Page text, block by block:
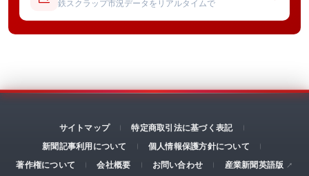
鉄スクラップ市況データをリアルタイムで
サイトマップ
特定商取引法に基づく表記
新聞記事利用について
個人情報保護方針について
著作権について
会社概要 お問い合わせ 産業新聞英語版